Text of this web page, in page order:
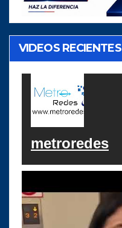
VIDEOS RECIENTES
metroredes